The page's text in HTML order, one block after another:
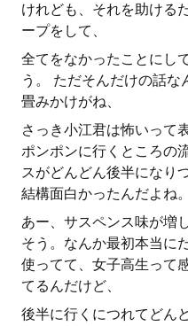
けれども、それを助ける
ープをして、
全てをなかったことにし
う。 ただそんだけの話
畳みかけがね、
さっき小江君は怖いって
ポンポンに行くところの
スがどんどん後半になり
結構面白かったんだよね。
あー、サスペンス味が増
そう。なんか最初本当に
使ってて、女子高生って
てるんだけど、
後半に行くにつれてどん